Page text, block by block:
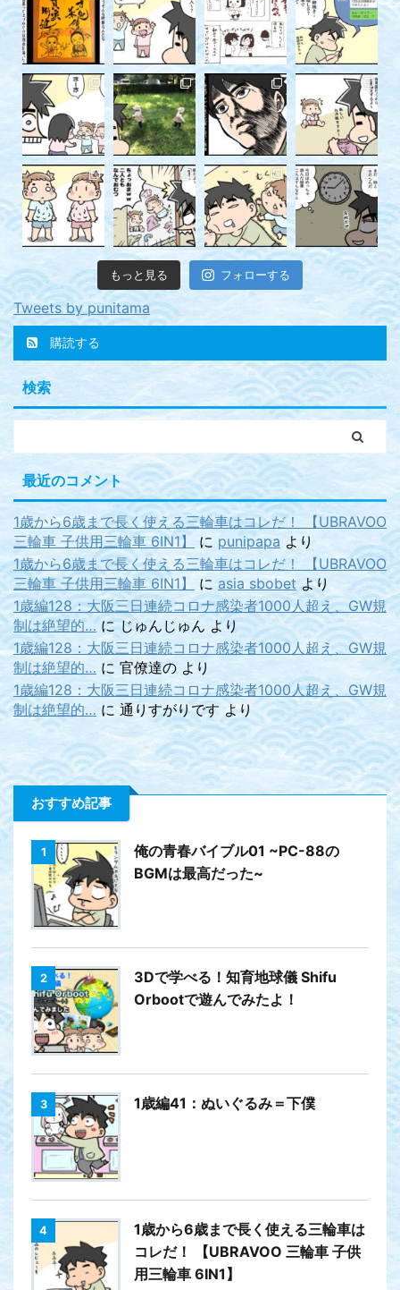
もっと見る フォローする
Tweets by punitama
購読する
検索
最近のコメント
1歳から6歳まで長く使える三輪車はコレだ！ 【UBRAVOO
三輪車 子供用三輪車 6IN1】
に punipapa より
1歳から6歳まで長く使える三輪車はコレだ！ 【UBRAVOO
三輪車 子供用三輪車 6IN1】
に asia sbobet より
1歳編128：大阪三日連続コロナ感染者1000人超え、GW規
制は絶望的…にじゅんじゅん より
1歳編128：大阪三日連続コロナ感染者1000人超え、GW規
制は絶望的… に 官僚達の より
1歳編128：大阪三日連続コロナ感染者1000人超え、GW規
制は絶望的… に 通りすがりです より
おすすめ記事
1
俺の青春バイブル01 ~PC-88の
BGMは最高だった~
2
3Dで学べる！知育地球儀 Shifu
Orbootで遊んでみたよ！
3 1歳編41：ぬいぐるみ＝下僕
4
1歳から6歳まで長く使える三輪車は
コレだ！ 【UBRAVOO 三輪車 子供
用三輪車 6IN1】